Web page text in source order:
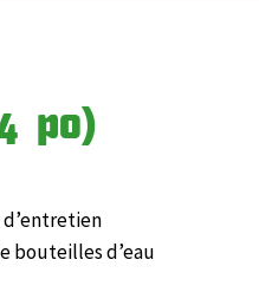
po)
d’entretien
bouteilles d’eau